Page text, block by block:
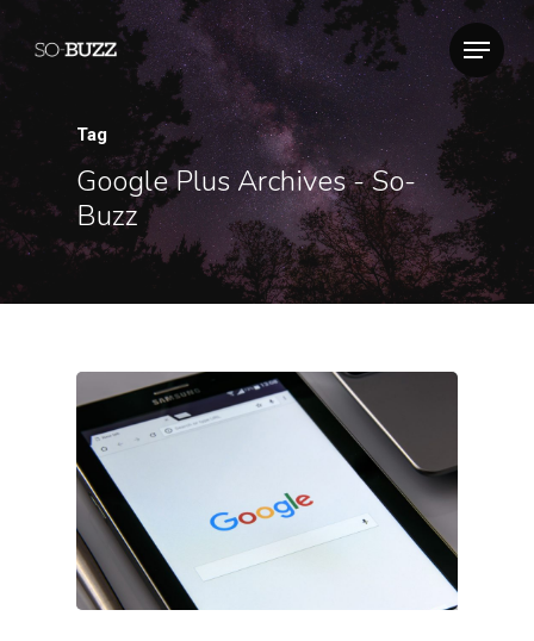
Tag
Google Plus Archives - So-
Buzz